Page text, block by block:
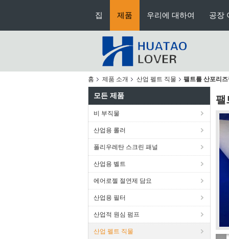
집 제품 우리에 대하여 공장
홈 제품 소개 산업 펠트 직물 팰트를 산포리
모든 제품
비 부직물
산업용 롤러
폴리우레탄 스크린 패널
산업용 벨트
에어로젤 절연제 담요
산업용 필터
산업적 원심 펌프
산업 펠트 직물
팰